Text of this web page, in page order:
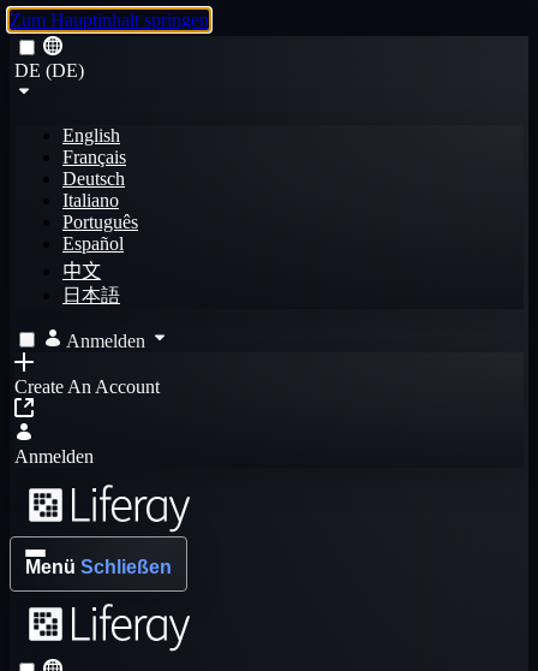
Zum Hauptinhalt springen
DE (DE)
English
Français
Deutsch
Italiano
Português
Español
中文
日本語
Anmelden
Create An Account
Anmelden
Menü Schließen